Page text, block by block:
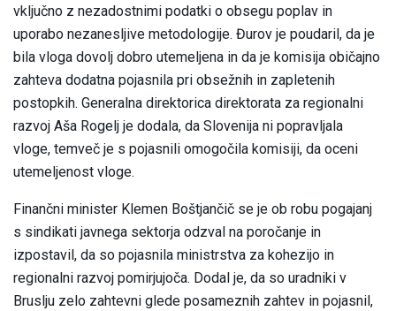
vključno z nezadostnimi podatki o obsegu poplav in
uporabo nezanesljive metodologije. Đurov je poudaril, da je
bila vloga dovolj dobro utemeljena in da je komisija običajno
zahteva dodatna pojasnila pri obsežnih in zapletenih
postopkih. Generalna direktorica direktorata za regionalni
razvoj Aša Rogelj je dodala, da Slovenija ni popravljala
vloge, temveč je s pojasnili omogočila komisiji, da oceni
utemeljenost vloge.
Finančni minister Klemen Boštjančič se je ob robu pogajanj
s sindikati javnega sektorja odzval na poročanje in
izpostavil, da so pojasnila ministrstva za kohezijo in
regionalni razvoj pomirjujoča. Dodal je, da so uradniki v
Bruslju zelo zahtevni glede posameznih zahtev in pojasnil,